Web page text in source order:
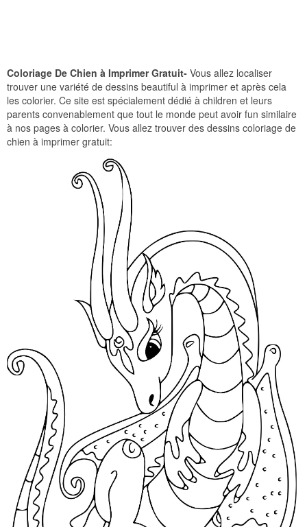
Coloriage De Chien à Imprimer Gratuit- Vous allez localiser
trouver une variété de dessins beautiful à imprimer et après cela
les colorier. Ce site est spécialement dédié à children et leurs
parents convenablement que tout le monde peut avoir fun similaire
à nos pages à colorier. Vous allez trouver des dessins coloriage de
chien à imprimer gratuit: